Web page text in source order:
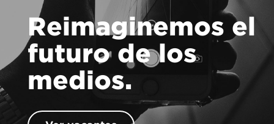
Contacto
Reimaginemos el
futuro de los
medios.